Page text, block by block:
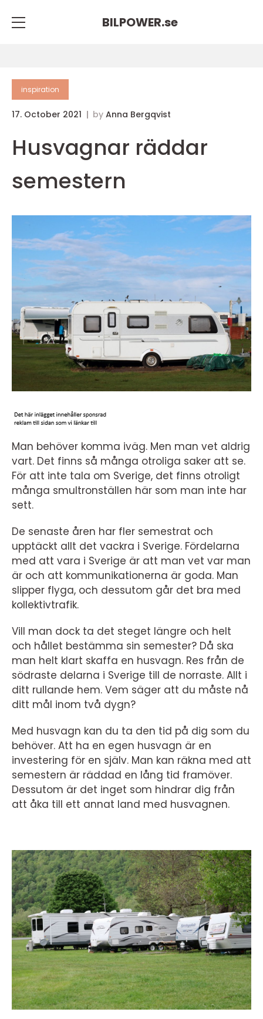
BILPOWER.se
inspiration
17. October 2021 by Anna Bergqvist
Husvagnar räddar
semestern
Man behöver komma iväg. Men man vet aldrig
vart. Det finns så många otroliga saker att se.
För att inte tala om Sverige, det finns otroligt
många smultronställen här som man inte har
sett.
De senaste åren har fler semestrat och
upptäckt allt det vackra i Sverige. Fördelarna
med att vara i Sverige är att man vet var man
är och att kommunikationerna är goda. Man
slipper flyga, och dessutom går det bra med
kollektivtrafik.
Vill man dock ta det steget längre och helt
och hållet bestämma sin semester? Då ska
man helt klart skaffa en husvagn. Res från de
södraste delarna i Sverige till de norraste. Allt i
ditt rullande hem. Vem säger att du måste nå
ditt mål inom två dygn?
Med husvagn kan du ta den tid på dig som du
behöver. Att ha en egen husvagn är en
investering för en själv. Man kan räkna med att
semestern är räddad en lång tid framöver.
Dessutom är det inget som hindrar dig från
att åka till ett annat land med husvagnen.